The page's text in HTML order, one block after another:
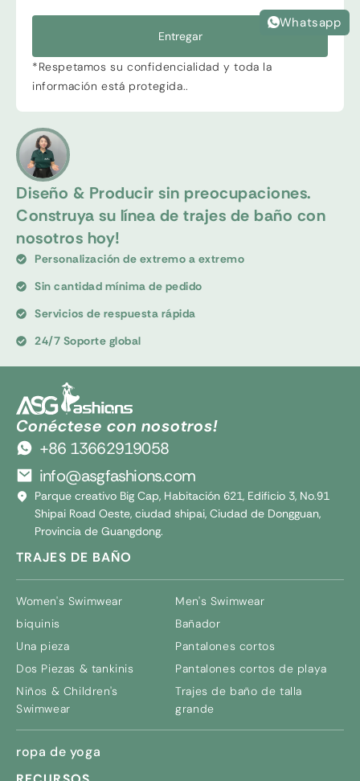
Diseño & Producir sin preocupaciones.
Construya su línea de trajes de baño con
nosotros hoy!
Personalización de extremo a extremo
Sin cantidad mínima de pedido
Servicios de respuesta rápida
24/7 Soporte global
Entregar
*Respetamos su confidencialidad y toda la
información está protegida..
Conéctese con nosotros!
+86 13662919058
info@asgfashions.com
Parque creativo Big Cap, Habitación 621, Edificio 3, No.91
Shipai Road Oeste, ciudad shipai, Ciudad de Dongguan,
Provincia de Guangdong.
TRAJES DE BAÑO
Women's Swimwear
biquinis
Una pieza
Dos Piezas & tankinis
Niños & Children's
Swimwear
Men's Swimwear
Bañador
Pantalones cortos
Pantalones cortos de playa
Trajes de baño de talla
grande
ropa de yoga
Whatsapp